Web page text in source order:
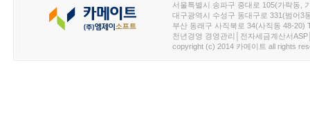
서울특별시 송파구 중대로 105(가락동,
대구광역시 수성구 동대구로 331(범어3
부산 동래구 사직북로 34(사직동 48-20)
천년경영 경영관리│전자세금계산서
copyright (c) 2014 카메이트 all rights